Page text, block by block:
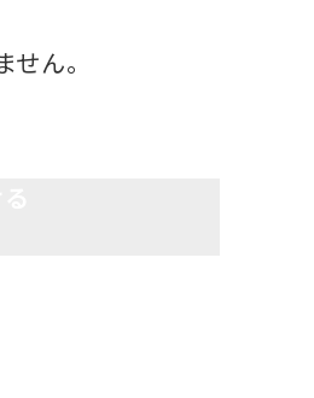
ん。